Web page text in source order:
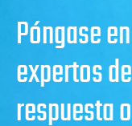
Póngase
expertos
respuesta